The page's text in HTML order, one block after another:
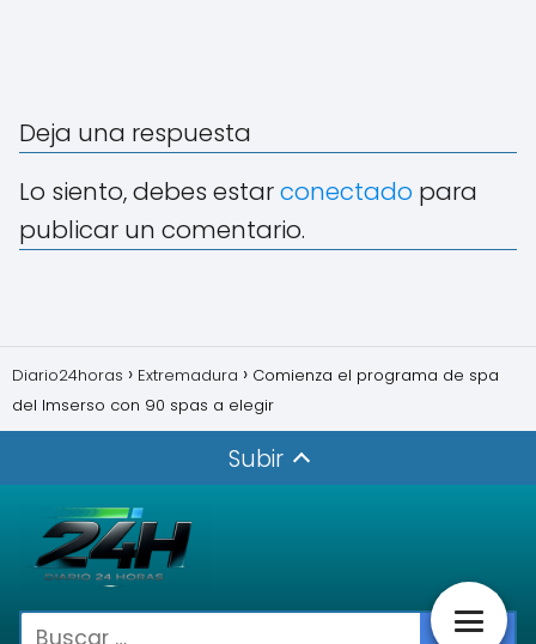
Deja una respuesta
Lo siento, debes estarconectado para
publicar un comentario.
Diario24horas Extremadura
Comienza el programa de spa
del Imserso con 90 spas a elegir
Subir